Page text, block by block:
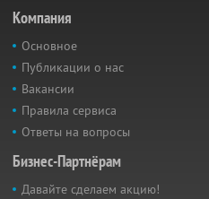
Компания
Основное
Публикации о нас
Вакансии
Правила сервиса
Ответы на вопросы
Бизнес-Партнёрам
Давайте сделаем акцию!